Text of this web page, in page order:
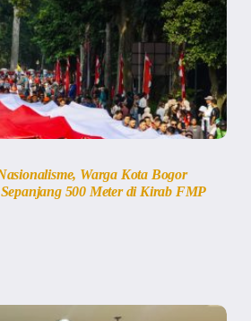
Warga Kota Bogor
500 Meter di Kirab FMP